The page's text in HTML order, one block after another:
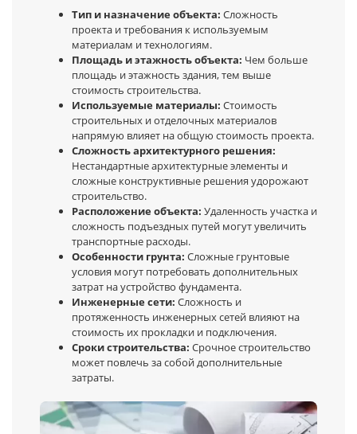
Тип и назначение объекта: Сложность
проекта и требования к используемым
материалам и технологиям.
Площадь и этажность объекта: Чем больше
площадь и этажность здания, тем выше
стоимость строительства.
Используемые материалы: Стоимость
строительных и отделочных материалов
напрямую влияет на общую стоимость проекта.
Сложность архитектурного решения:
Нестандартные архитектурные элементы и
сложные конструктивные решения удорожают
строительство.
Расположение объекта: Удаленность участка и
сложность подъездных путей могут увеличить
транспортные расходы.
Особенности грунта: Сложные грунтовые
условия могут потребовать дополнительных
затрат на устройство фундамента.
Инженерные сети: Сложность и
протяженность инженерных сетей влияют на
стоимость их прокладки и подключения.
Сроки строительства: Срочное строительство
может повлечь за собой дополнительные
затраты.